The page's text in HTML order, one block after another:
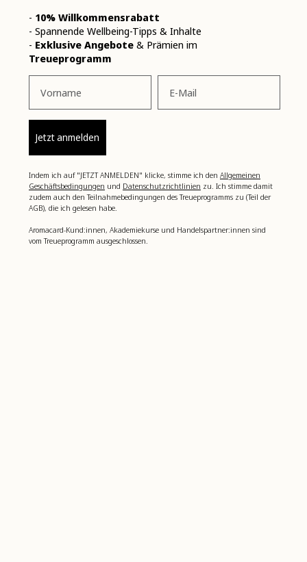
- 10% Willkommensrabatt
- Spannende Wellbeing-Tipps & Inhalte
- Exklusive Angebote & Prämien im
Treueprogramm
Jetzt anmelden
Indem ich auf "JETZT ANMELDEN" klicke, stimme ich den Allgemeinen
Geschäftsbedingungen und Datenschutzrichtlinien zu. Ich stimme damit
zudem auch den Teilnahmebedingungen des Treueprogramms zu (Teil der
AGB), die ich gelesen habe.
Aromacard-Kund:innen, Akademiekurse und Handelspartner:innen sind
vom Treueprogramm ausgeschlossen.